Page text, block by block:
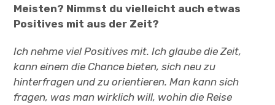
Meisten? Nimmst du vielleicht auch etwas
Positives mit aus der Zeit?
Ich nehme viel Positives mit. Ich glaube die Zeit,
kann einem die Chance bieten, sich neu zu
hinterfragen und zu orientieren. Man kann sich
fragen, was man wirklich will, wohin die Reise